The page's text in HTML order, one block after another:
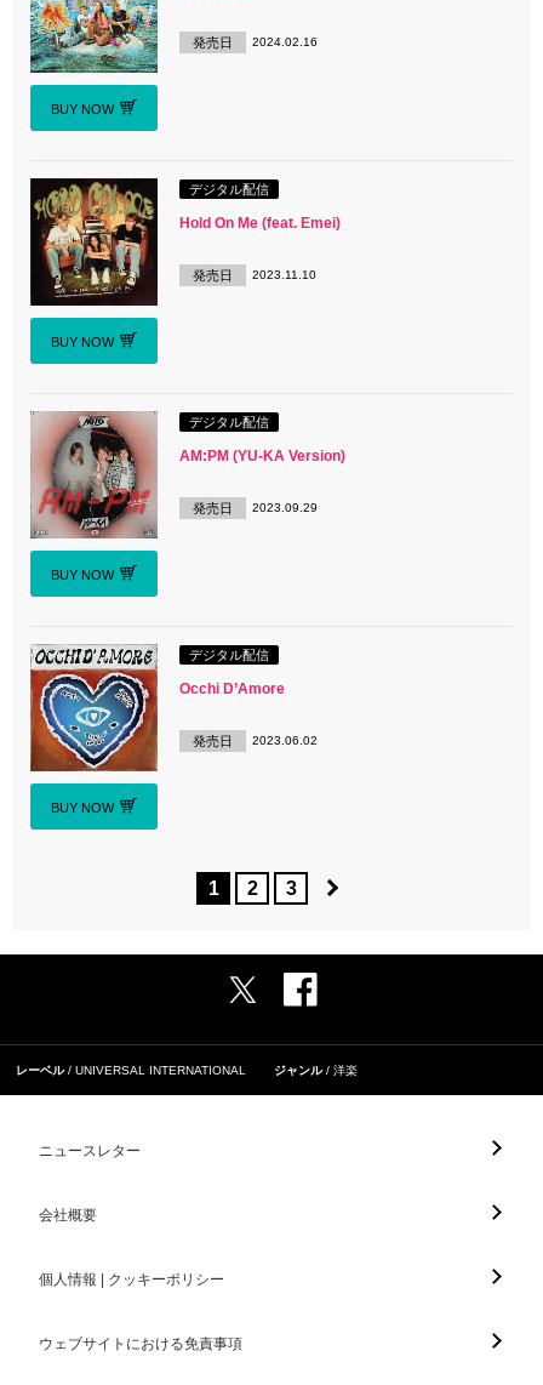
BUY NOW
発売日 2024.02.16
BUY NOW
デジタル配信
Hold On Me (feat. Emei)
発売日 2023.11.10
BUY NOW
デジタル配信
AM:PM (YU-KA Version)
発売日 2023.09.29
BUY NOW
デジタル配信
Occhi D’Amore
発売日 2023.06.02
1 2 3
レーベル UNIVERSAL INTERNATIONAL ジャンル 洋楽
ニュースレター
会社概要
個人情報 | クッキーポリシー
ウェブサイトにおける免責事項